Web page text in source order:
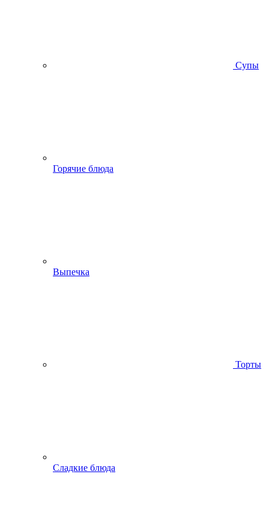
Супы
Горячие блюда
Выпечка
Торты
Сладкие блюда